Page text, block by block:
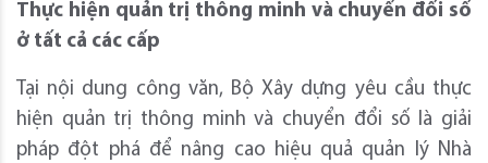
Thực hiện quản trị thông minh và chuyển đổi số
ở tất cả các cấp
Tại nội dung công văn, Bộ Xây dựng yêu cầu thực
hiện quản trị thông minh và chuyển đổi số là giải
pháp đột phá để nâng cao hiệu quả quản lý Nhà